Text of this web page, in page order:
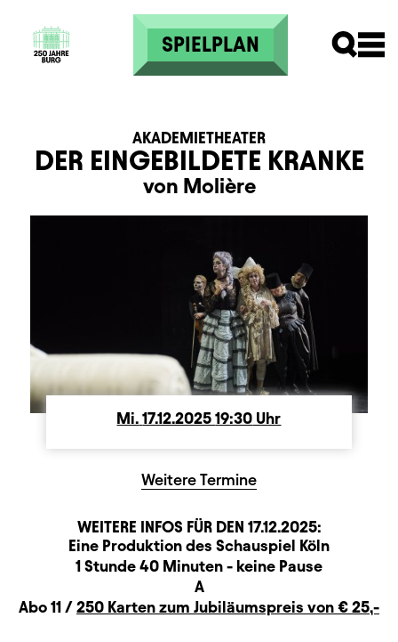
Direkt zum Inhalt
SPIELPLAN
DER EINGEBILDETE KRANKE
AKADEMIETHEATER
von Molière
Mi. Mittwoch
17.12.202519:30 Uhr
Weitere Termine
WEITERE INFOS FÜR DEN 17.12.2025:
BeschreibungInformation
Produktionspartner
Eine Produktion des Schauspiel Köln
Dauer und Pausen
1 Stunde 40 Minuten - keine Pause
A
Zusatzinformation
Abo 11 / 250 Karten zum Jubiläumspreis von € 25,-